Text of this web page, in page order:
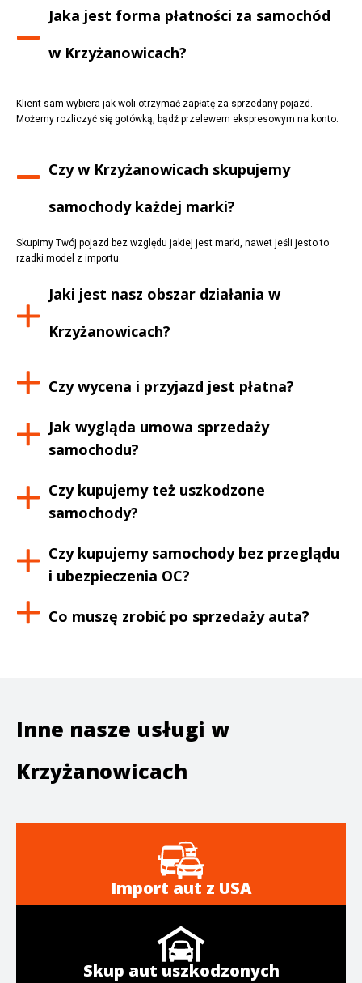
Jaka jest forma płatności za samochód
w Krzyżanowicach?
Klient sam wybiera jak woli otrzymać zapłatę za sprzedany pojazd.
Możemy rozliczyć się gotówką, bądź przelewem ekspresowym na konto.
Czy w Krzyżanowicach skupujemy
samochody każdej marki?
Skupimy Twój pojazd bez względu jakiej jest marki, nawet jeśli jesto to
rzadki model z importu.
Jaki jest nasz obszar działania w
Krzyżanowicach?
Czy wycena i przyjazd jest płatna?
Jak wygląda umowa sprzedaży
samochodu?
Czy kupujemy też uszkodzone
samochody?
Czy kupujemy samochody bez przeglądu
i ubezpieczenia OC?
Co muszę zrobić po sprzedaży auta?
Inne nasze usługi w
Krzyżanowicach
Import aut z USA
Skup aut uszkodzonych